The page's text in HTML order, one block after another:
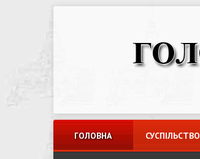
ГОЛОВНА СУСПІЛЬСТВО